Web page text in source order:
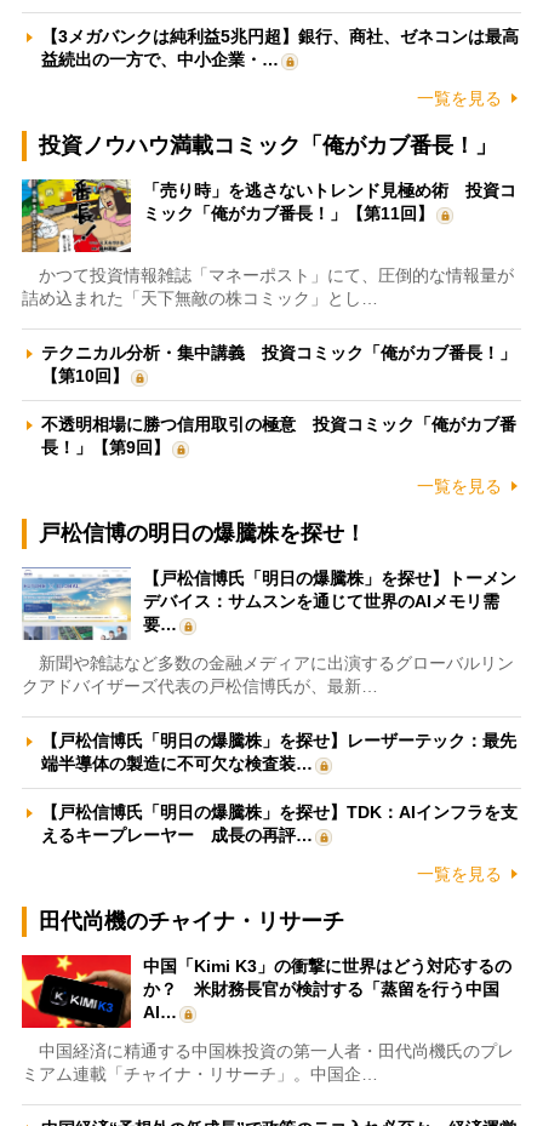
【3メガバンクは純利益5兆円超】銀行、商社、ゼネコンは最高
益続出の一方で、中小企業・…
一覧を見る
投資ノウハウ満載コミック「俺がカブ番長！」
「売り時」を逃さないトレンド見極め術 投資コ
ミック「俺がカブ番長！」【第11回】
かつて投資情報雑誌「マネーポスト」にて、圧倒的な情報量が
詰め込まれた「天下無敵の株コミック」とし…
テクニカル分析・集中講義 投資コミック「俺がカブ番長！」
【第10回】
不透明相場に勝つ信用取引の極意 投資コミック「俺がカブ番
長！」【第9回】
一覧を見る
戸松信博の明日の爆騰株を探せ！
【戸松信博氏「明日の爆騰株」を探せ】トーメン
デバイス：サムスンを通じて世界のAIメモリ需
要…
新聞や雑誌など多数の金融メディアに出演するグローバルリン
クアドバイザーズ代表の戸松信博氏が、最新…
【戸松信博氏「明日の爆騰株」を探せ】レーザーテック：最先
端半導体の製造に不可欠な検査装…
【戸松信博氏「明日の爆騰株」を探せ】TDK：AIインフラを支
えるキープレーヤー 成長の再評…
一覧を見る
田代尚機のチャイナ・リサーチ
中国「Kimi K3」の衝撃に世界はどう対応するの
か？ 米財務長官が検討する「蒸留を行う中国
AI…
中国経済に精通する中国株投資の第一人者・田代尚機氏のプレ
ミアム連載「チャイナ・リサーチ」。中国企…